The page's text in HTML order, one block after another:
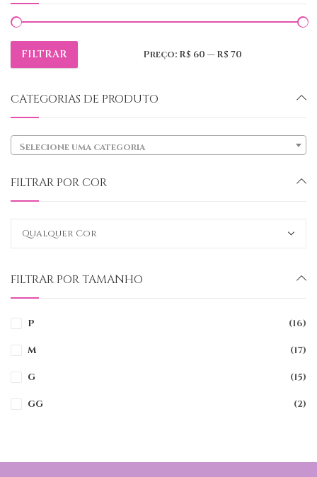
Preço
Preço
FILTRAR Preço: R$ 60 —R$ 70
CATEGORIAS DE PRODUTO
Selecione uma categoria
FILTRAR POR COR
FILTRAR POR TAMANHO
P (16)
M (17)
G (15)
GG (2)